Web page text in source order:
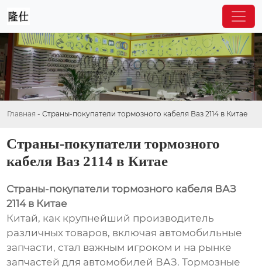
Главная - Страны-покупатели тормозного кабеля Ваз 2114 в Китае
Страны-покупатели тормозного
кабеля Ваз 2114 в Китае
Страны-покупатели тормозного кабеля ВАЗ
2114 в Китае
Китай, как крупнейший производитель
различных товаров, включая автомобильные
запчасти, стал важным игроком и на рынке
запчастей для автомобилей ВАЗ. Тормозные